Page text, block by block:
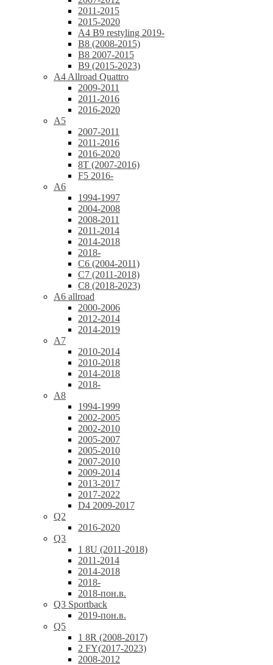
2011-2015
2015-2020
A4 B9 restyling 2019-
B8 (2008-2015)
B8 2007-2015
B9 (2015-2023)
A4 Allroad Quattro
2009-2011
2011-2016
2016-2020
A5
2007-2011
2011-2016
2016-2020
8T (2007-2016)
F5 2016-
A6
1994-1997
2004-2008
2008-2011
2011-2014
2014-2018
2018-
C6 (2004-2011)
C7 (2011-2018)
C8 (2018-2023)
A6 allroad
2000-2006
2012-2014
2014-2019
A7
2010-2014
2010-2018
2014-2018
2018-
A8
1994-1999
2002-2005
2002-2010
2005-2007
2005-2010
2007-2010
2009-2014
2013-2017
2017-2022
D4 2009-2017
Q2
2016-2020
Q3
1 8U (2011-2018)
2011-2014
2014-2018
2018-
2018-пон.в.
Q3 Sportback
2019-пон.в.
Q5
1 8R (2008-2017)
2 FY(2017-2023)
2008-2012